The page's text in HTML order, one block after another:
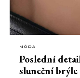
MÓDA
Poslední
sluneční